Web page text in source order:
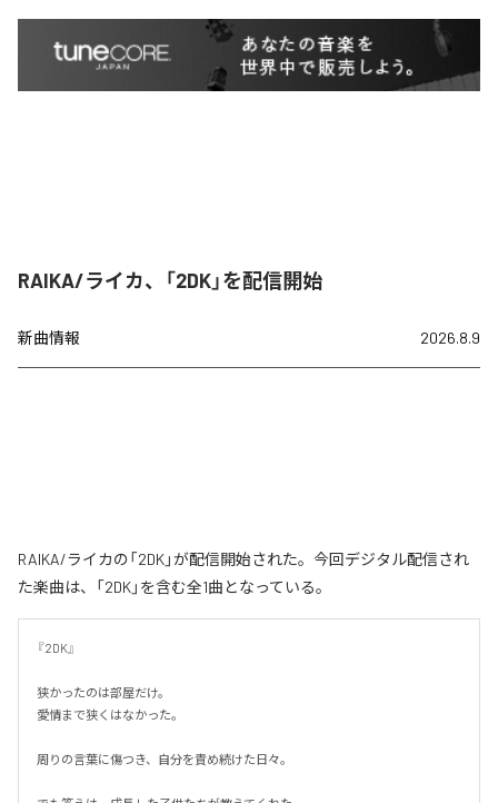
RAIKA/ライカ、「2DK」を配信開始
新曲情報 2026.8.9
RAIKA/ライカの「2DK」が配信開始された。今回デジタル配信され
た楽曲は、「2DK」を含む全1曲となっている。
『2DK』
狭かったのは部屋だけ。
愛情まで狭くはなかった。
周りの言葉に傷つき、自分を責め続けた日々。